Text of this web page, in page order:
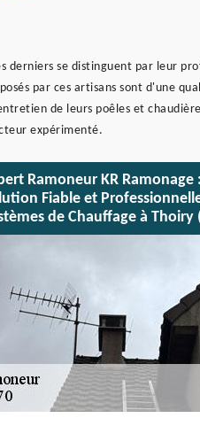
derniers se distinguent par leur
par ces artisans sont d'une
de leurs poêles et
expérimenté.
Ramoneur KR Ramonage
Fiable et
de Chauffage à Thoiry